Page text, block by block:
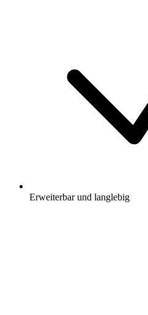
Erweiterbar und langlebig